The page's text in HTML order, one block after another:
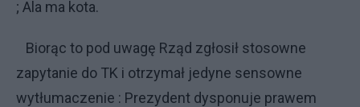
; Ala ma kota.
Biorąc to pod uwagę Rząd zgłosił stosowne
zapytanie do TK i otrzymał jedyne sensowne
wytłumaczenie : Prezydent dysponuje prawem